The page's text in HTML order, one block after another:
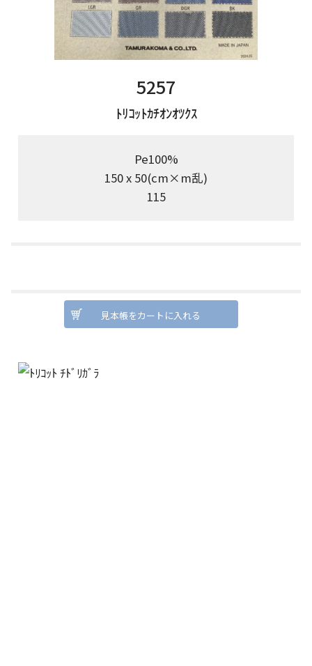
5257
ﾄﾘｺｯﾄｶﾁｵﾝｵﾂｸｽ
Pe100%
150 x 50(cm×m乱)
115
見本帳をカートに入れる